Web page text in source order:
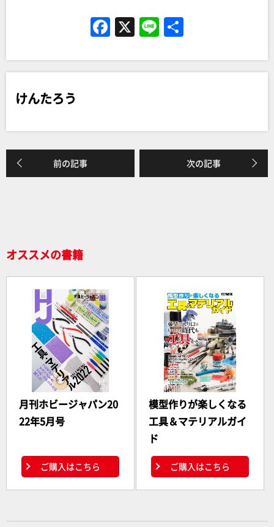
F
c
o
o
X Li
e
けんたろう
前の記事 次の記事
オススメの書籍
月刊ホビージャパン20
22年5月号
ご購入はこちら
模型作りが楽しくなる
工具＆マテリアルガイ
ド
ご購入はこちら